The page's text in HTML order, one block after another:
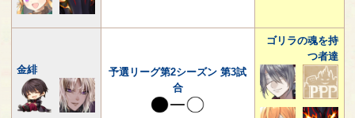
金緋
予選リーグ第2シーズン 第3試
合
ゴリラの魂を持
つ者達